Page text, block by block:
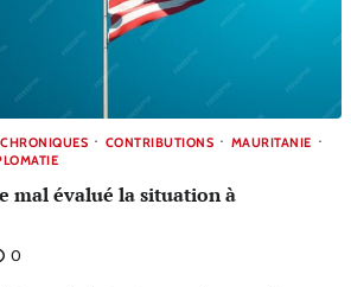
CHRONIQUES CONTRIBUTIONS
MAURITANIE
mal évalué la situation à
0